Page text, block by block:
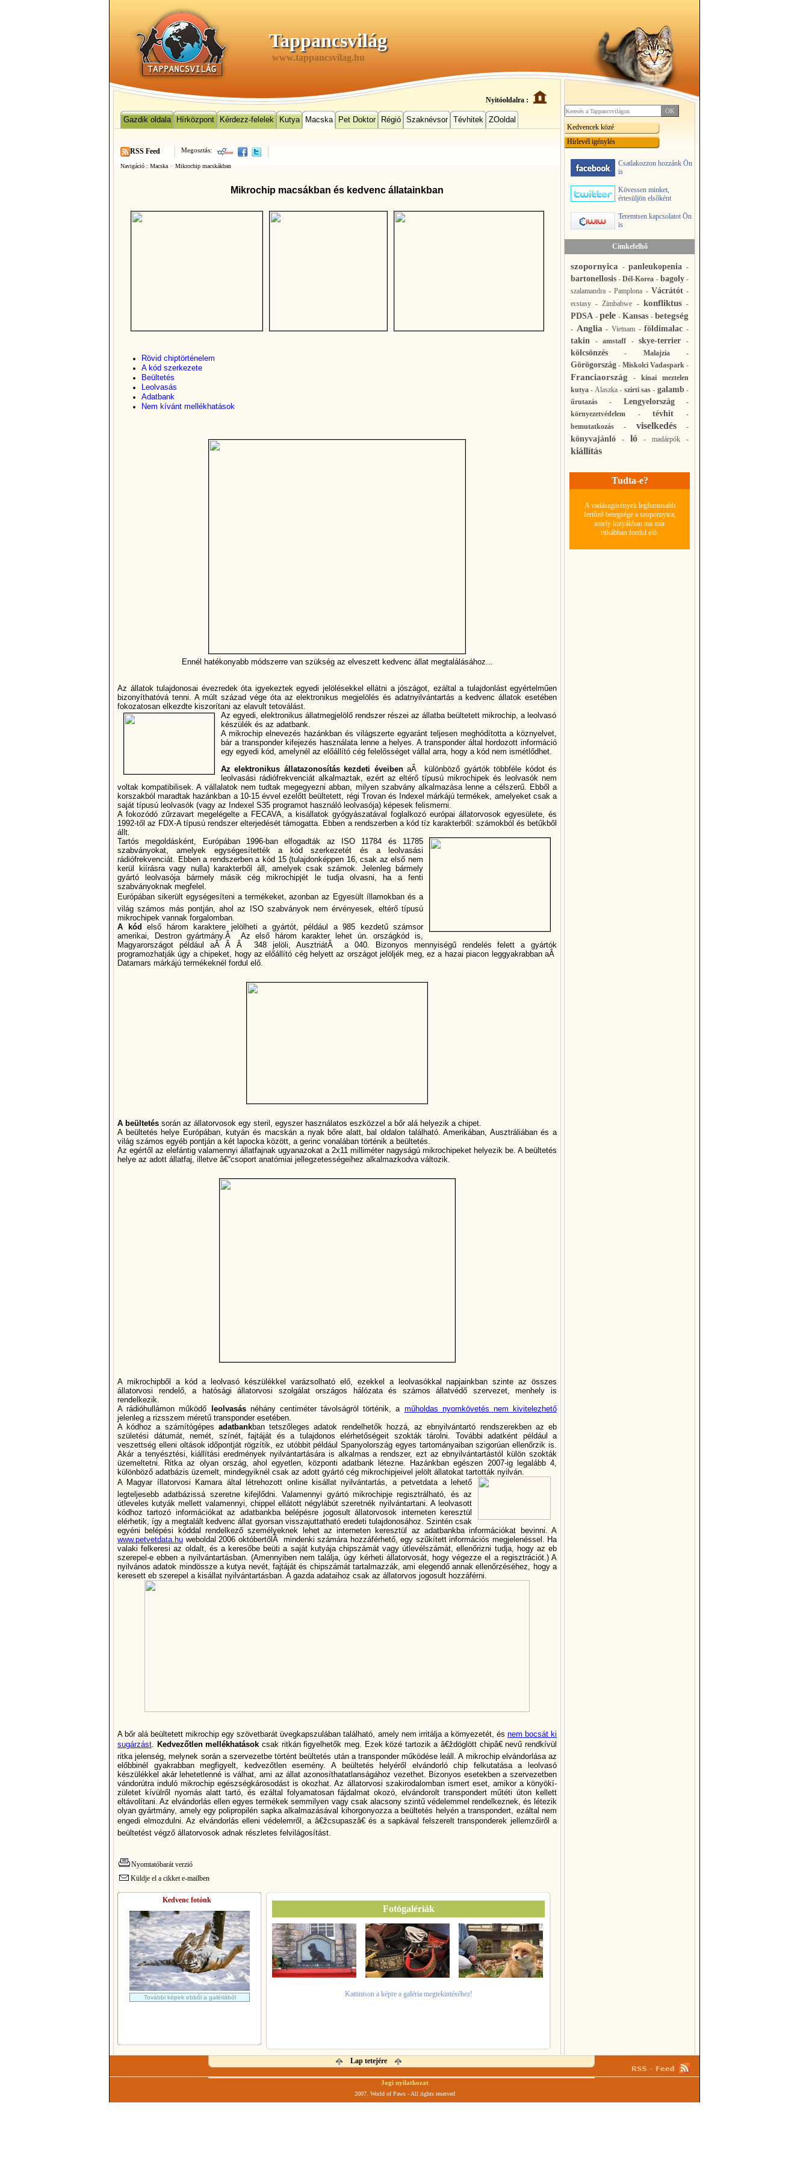
Tappancsvilág
www.tappancsvilag.hu
Nyitóoldalra :
Gazdik oldala Hírközpont Kérdezz-felelek Kutya Macska Pet Doktor Régió Szaknévsor Tévhitek ZOoldal
Megosztás:
RSS Feed
Navigáció : Macska > Mikrochip macskákban
Mikrochip macsákban és kedvenc állatainkban
Rövid chiptörténelem
A kód szerkezete
Beültetés
Leolvasás
Adatbank
Nem kí­vánt mellékhatások
Ennél hatékonyabb módszerre van szükség az elveszett kedvenc állat megtalálásához...
Az állatok tulajdonosai évezredek óta igyekeztek egyedi jelölésekkel ellátni a jószágot, ezáltal a tulajdonlást egyértelműen
bizonyí­thatóvá tenni. A múlt század vége óta az elektronikus megjelölés és adatnyilvántartás a kedvenc állatok esetében
fokozatosan elkezdte kiszorí­tani az elavult tetoválást.
Az egyedi, elektronikus állatmegjelölő rendszer részei az állatba beültetett mikrochip, a leolvasó
készülék és az adatbank.
A mikrochip elnevezés hazánkban és világszerte egyaránt teljesen meghódí­totta a köznyelvet,
bár a transponder kifejezés használata lenne a helyes. A transponder által hordozott információ
egy egyedi kód, amelynél az előállí­tó cég felelősséget vállal arra, hogy a kód nem ismétlődhet.
Az elektronikus állatazonosí­tás kezdeti éveibenaÂ különböző gyártók többféle kódot és
leolvasási rádiófrekvenciát alkalmaztak, ezért az eltérő tí­pusú mikrochipek és leolvasók nem
voltak kompatibilisek. A vállalatok nem tudtak megegyezni abban, milyen szabvány alkalmazása lenne a célszerű. Ebből a
korszakból maradtak hazánkban a 10-15 évvel ezelőtt beültetett, régi Trovan és Indexel márkájú termékek, amelyeket csak a
saját tí­pusú leolvasók (vagy az Indexel S35 programot használó leolvasója) képesek felismerni.
A fokozódó zűrzavart megelégelte a FECAVA, a kisállatok gyógyászatával foglalkozó európai állatorvosok egyesülete, és
1992-től az FDX-A tí­pusú rendszer elterjedését támogatta. Ebben a rendszerben a kód tí­z karakterből: számokból és betűkből
állt.
Tartós megoldásként, Európában 1996-ban elfogadták az ISO 11784 és 11785
szabványokat, amelyek egységesí­tették a kód szerkezetét és a leolvasási
rádiófrekvenciát. Ebben a rendszerben a kód 15 (tulajdonképpen 16, csak az első nem
kerül kií­rásra vagy nulla) karakterből áll, amelyek csak számok. Jelenleg bármely
gyártó leolvasója bármely másik cég mikrochipjét le tudja olvasni, ha a fenti
szabványoknak megfelel.
Európában sikerült egységesí­teni a termékeket, azonban az Egyesült íllamokban és a
világ számos más pontján, ahol az ISO szabványok nem érvényesek, eltérő tí­pusú
mikrochipek vannak forgalomban.
A kód első három karaktere jelölheti a gyártót, például a 985 kezdetű számsor
amerikai, Destron gyártmány.Â Az első három karakter lehet ún. országkód is,
Magyarországot például aÂ Â Â 348 jelöli, AusztriátÂ a 040. Bizonyos mennyiségű rendelés felett a gyártók
programozhatják úgy a chipeket, hogy az előállí­tó cég helyett az országot jelöljék meg, ez a hazai piacon leggyakrabban aÂ
Datamars márkájú termékeknél fordul elő.
A beültetés során az állatorvosok egy steril, egyszer használatos eszközzel a bőr alá helyezik a chipet.
A beültetés helye Európában, kutyán és macskán a nyak bőre alatt, bal oldalon található. Amerikában, Ausztráliában és a
világ számos egyéb pontján a két lapocka között, a gerinc vonalában történik a beültetés.
Az egértől az elefántig valamennyi állatfajnak ugyanazokat a 2x11 milliméter nagyságú mikrochipeket helyezik be. A beültetés
helye az adott állatfaj, illetve â€“csoport anatómiai jellegzetességeihez alkalmazkodva változik.
A mikrochipből a kód a leolvasó készülékkel varázsolható elő, ezekkel a leolvasókkal napjainkban szinte az összes
állatorvosi rendelő, a hatósági állatorvosi szolgálat országos hálózata és számos állatvédő szervezet, menhely is
rendelkezik.
A rádióhullámon működő
leolvasásnéhány centiméter távolságról történik, a műholdas nyomkövetés nem kivitelezhető
jelenleg a rizsszem méretű transponder esetében.
A kódhoz a számí­tógépes adatbankban tetszőleges adatok rendelhetők hozzá, az ebnyilvántartó rendszerekben az eb
születési dátumát, nemét, szí­nét, fajtáját és a tulajdonos elérhetőségeit szokták tárolni. További adatként például a
veszettség elleni oltások időpontját rögzí­tik, ez utóbbit például Spanyolország egyes tartományaiban szigorúan ellenőrzik is.
Akár a tenyésztési, kiállí­tási eredmények nyilvántartására is alkalmas a rendszer, ezt az ebnyilvántartástól külön szokták
üzemeltetni. Ritka az olyan ország, ahol egyetlen, központi adatbank létezne. Hazánkban egészen 2007-ig legalább 4,
különböző adatbázis üzemelt, mindegyiknél csak az adott gyártó cég mikrochipjeivel jelölt állatokat tartották nyilván.
A Magyar íllatorvosi Kamara által létrehozott online kisállat nyilvántartás, a petvetdata a lehető
legteljesebb adatbázissá szeretne kifejlődni. Valamennyi gyártó mikrochipje regisztrálható, és az
útleveles kutyák mellett valamennyi, chippel ellátott négylábút szeretnék nyilvántartani. A leolvasott
kódhoz tartozó információkat az adatbankba belépésre jogosult állatorvosok interneten keresztül
elérhetik, í­gy a megtalált kedvenc állat gyorsan visszajuttatható eredeti tulajdonosához. Szintén csak
egyéni belépési kóddal rendelkező személyeknek lehet az interneten keresztül az adatbankba információkat bevinni. A
www.petvetdata.hu weboldal 2006 októbertőlÂ mindenki számára hozzáférhető, egy szűkí­tett információs megjelenéssel. Ha
valaki felkeresi az oldalt, és a keresőbe beüti a saját kutyája chipszámát vagy útlevélszámát, ellenőrizni tudja, hogy az eb
szerepel-e ebben a nyilvántartásban. (Amennyiben nem találja, úgy kérheti állatorvosát, hogy végezze el a regisztrációt.) A
nyilvános adatok mindössze a kutya nevét, fajtáját és chipszámát tartalmazzák, ami elegendő annak ellenőrzéséhez, hogy a
keresett eb szerepel a kisállat nyilvántartásban. A gazda adataihoz csak az állatorvos jogosult hozzáférni.
A bőr alá beültetett mikrochip egy szövetbarát üvegkapszulában található, amely nem irritálja a környezetét, és nem bocsát ki
sugárzást. Kedvezőtlen mellékhatások csak ritkán figyelhetők meg. Ezek közé tartozik a â€ždöglött chipâ€ nevű rendkí­vül
ritka jelenség, melynek során a szervezetbe történt beültetés után a transponder működése leáll. A mikrochip elvándorlása az
előbbinél gyakrabban megfigyelt, kedvezőtlen esemény. A beültetés helyéről elvándorló chip felkutatása a leolvasó
készülékkel akár lehetetlenné is válhat, ami az állat azonosí­thatatlanságához vezethet. Bizonyos esetekben a szervezetben
vándorútra induló mikrochip egészségkárosodást is okozhat. Az állatorvosi szakirodalomban ismert eset, amikor a könyökí­
zületet kí­vülről nyomás alatt tartó, és ezáltal folyamatosan fájdalmat okozó, elvándorolt transpondert műtéti úton kellett
eltávolí­tani. Az elvándorlás ellen egyes termékek semmilyen vagy csak alacsony szintű védelemmel rendelkeznek, és létezik
olyan gyártmány, amely egy polipropilén sapka alkalmazásával kihorgonyozza a beültetés helyén a transpondert, ezáltal nem
engedi elmozdulni. Az elvándorlás elleni védelemről, a â€žcsupaszâ€ és a sapkával felszerelt transponderek jellemzőiről a
beültetést végző állatorvosok adnak részletes felvilágosí­tást.
Nyomtatóbarát verzió
Küldje el a cikket e-mailben
Kedvenc fotónk
További képek ebből a galériából
Fotógalériák
Kattintson a képre a galéria megtekintéséhez!
Kedvencek közé
Hírlevél igénylés
Csatlakozzon hozzánk Ön
is
Kövessen minket,
értesüljön elsőként
Teremtsen kapcsolatot Ön
is
Címkefelhő
szopornyica -panleukopenia -
bartonellosis -Dél-Korea - bagoly-
szalamandra -Pamplona - Vácrátót-
ecstasy -Zimbabwe - konfliktus-
PDSA - pele - Kansas - betegség
- Anglia-Vietnam -földimalac -
takin -amstaff -skye-terrier -
kölcsönzés - Malajzia-
Görögország - Miskolci Vadaspark -
Franciaország - kínai meztelen
kutya - Alaszka- szirti sas- galamb-
űrutazás - Lengyelország-
környezetvédelem -tévhit -
bemutatkozás - viselkedés-
könyvajánló - ló - madárpók -
kiállítás
Tudta-e?
A vadászgörények legfontosabb
fertőző betegsége a szopornyica,
amely kutyákban ma már
ritkábban fordul elő.
Lap tetejére
Jogi nyilatkozat
2007. World of Paws - All rights reserved